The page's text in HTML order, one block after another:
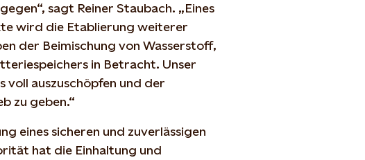
sagt Reiner Staubach. „Eines
wird die Etablierung weiterer
der Beimischung von Wasserstoff,
in Betracht. Unser
voll auszuschöpfen und der
zu geben.“
eines sicheren und zuverlässigen
hat die Einhaltung und